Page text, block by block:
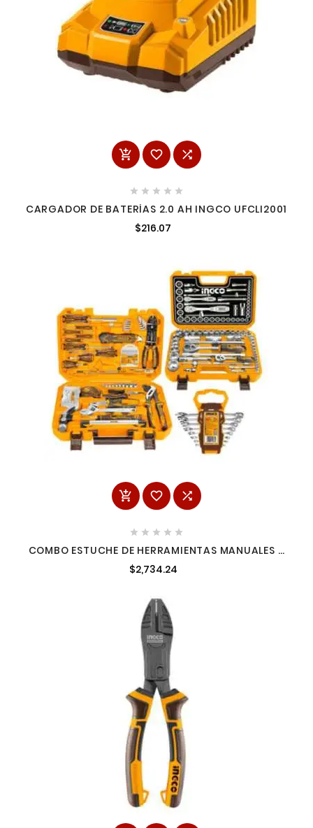
  
    
CARGADOR DE BATERÍAS 2.0 AH INGCO UFCLI2001
$216.07
  
    
COMBO ESTUCHE DE HERRAMIENTAS MANUALES +
$2,734.24